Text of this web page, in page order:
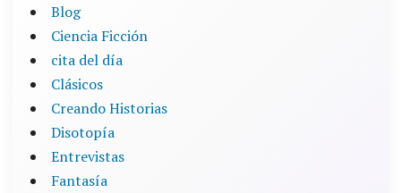
Blog
Ciencia Ficción
cita del día
Clásicos
Creando Historias
Disotopía
Entrevistas
Fantasía